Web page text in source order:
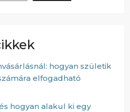
hogyan születik
elfogadható
hogyan alakul ki egy